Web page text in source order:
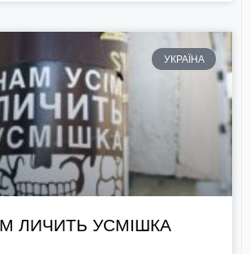
УКРАЇНА
ЛИЧИТЬ УСМІШКА